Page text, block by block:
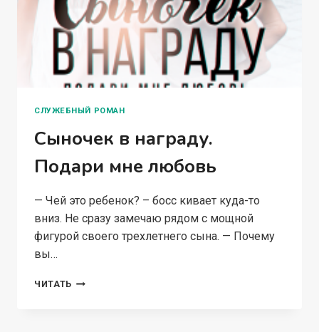
СЛУЖЕБНЫЙ РОМАН
Сыночек в награду.
Подари мне любовь
— Чей это ребенок? – босс кивает куда-то
вниз. Не сразу замечаю рядом с мощной
фигурой своего трехлетнего сына. — Почему
вы…
ЧИТАТЬ СЫНОЧЕК